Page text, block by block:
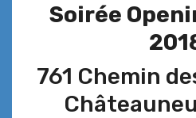
Soirée
761 Chemin